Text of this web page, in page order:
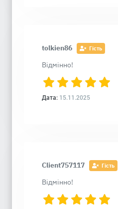
tolkien86 Гість
Відмінно!
Дата: 15.11.2025
Client757117 Гість
Відмінно!